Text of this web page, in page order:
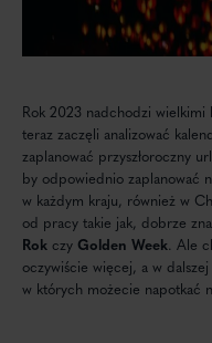
Rok 2023 nadchodzi wielkimi
teraz zaczęli analizować
zaplanować przyszłoroczny
by odpowiednio zaplanować
w każdym kraju, również w
od pracy takie jak, dobrze
Rok czy Golden Week. Ale
oczywiście więcej, a w
w których możecie napotkać